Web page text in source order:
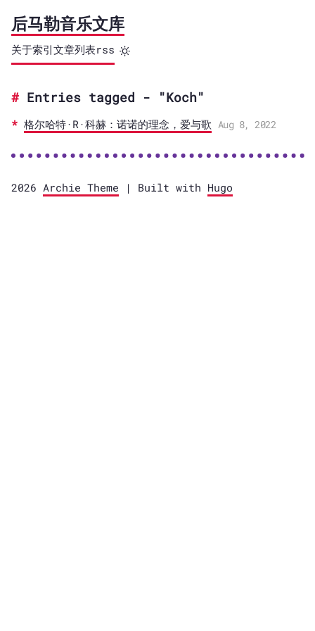
后马勒音乐文库
关于索引文章列表rss
Entries tagged - "Koch"
格尔哈特·R·科赫：诺诺的理念，爱与歌 Aug 8, 2022
2026 Archie Theme | Built with Hugo